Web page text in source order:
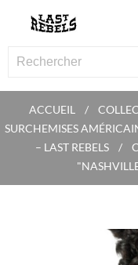
ACCUEIL
SURCHEMISES
– LAST REBELS